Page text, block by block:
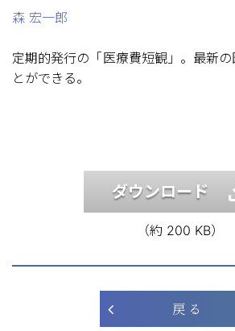
森 宏一郎
定期的発行の「医療費短観」。最新
とができる。
ダウンロード
（約 200 KB）
戻 る